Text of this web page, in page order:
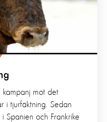
mot det
i tjurfäktning. Sedan
Spanien och Frankrike